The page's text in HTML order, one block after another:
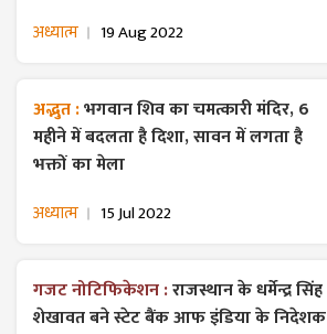
अध्यात्म 19 Aug 2022
अद्भुत :भगवान शिव का चमत्कारी मंदिर, 6
महीने में बदलता है दिशा, सावन में लगता है
भक्तों का मेला
अध्यात्म 15 Jul 2022
गजट ​नोटिफिकेशन :राजस्थान के धर्मेन्द्र सिंह
शेखावत बने स्टेट बैंक आफ इंडिया के निदेशक